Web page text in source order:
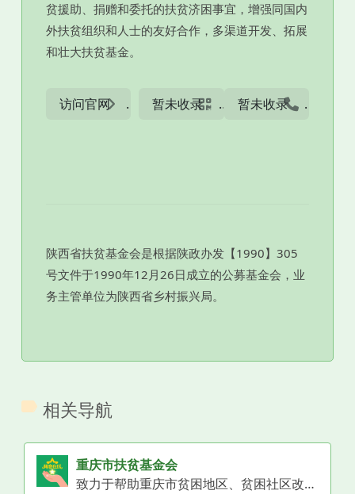
贫援助、捐赠和委托的扶贫济困事宜，增强同国内
外扶贫组织和人士的友好合作，多渠道开发、拓展
和壮大扶贫基金。
访问官网 暂未收录 暂未收录
陕西省扶贫基金会是根据陕政办发【1990】305
号文件于1990年12月26日成立的公募基金会，业
务主管单位为陕西省乡村振兴局。
相关导航
重庆市扶贫基金会
致力于帮助重庆市贫困地区、贫困社区改变落后面貌，扶持贫困人口改善生产条件、生活条件、健康条件并提高其素质和能力，实现脱贫致富和持续发展。自1994年成立以来，筹集和募集了大量扶贫资金、物资，为重庆市的扶贫济困事业作出了积极贡献。